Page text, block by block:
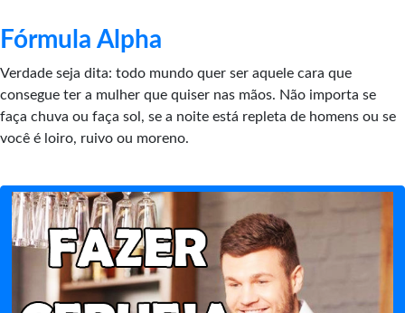
Fórmula Alpha
Verdade seja dita: todo mundo quer ser aquele cara que
consegue ter a mulher que quiser nas mãos. Não importa se
faça chuva ou faça sol, se a noite está repleta de homens ou se
você é loiro, ruivo ou moreno.